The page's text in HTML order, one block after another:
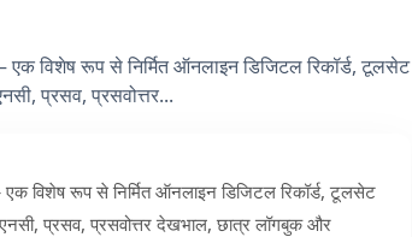
एक विशेष रूप से निर्मित ऑनलाइन डिजिटल रिकॉर्ड, टूलसेट
प्रसव, प्रसवोत्तर...
विशेष रूप से निर्मित ऑनलाइन डिजिटल रिकॉर्ड, टूलसेट
प्रसव, प्रसवोत्तर देखभाल, छात्र लॉगबुक और